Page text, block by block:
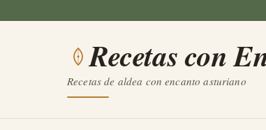
contenido
Recetas con
Recetas de aldea con encanto asturiano